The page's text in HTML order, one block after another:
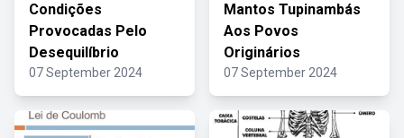
Condições
Provocadas Pelo
Desequilíbrio
07 September 2024
Mantos Tupinambás
Aos Povos
Originários
07 September 2024